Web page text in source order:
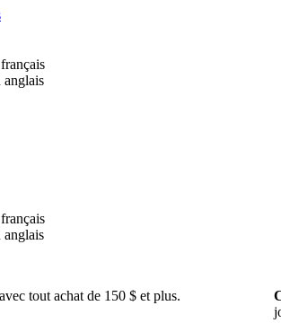
avec tout achat de 150 $ et plus.